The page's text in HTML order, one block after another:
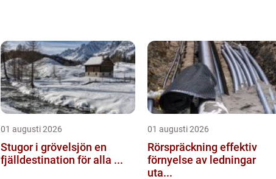
01 augusti 2026
Stugor i grövelsjön en
fjälldestination för alla ...
01 augusti 2026
Rörspräckning effektiv
förnyelse av ledningar
uta...